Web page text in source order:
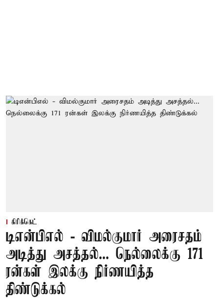
கிரிக்கெட்
டிஎன்பிஎல் - விமல்குமார் அரைசதம்
அடித்து அசத்தல்... நெல்லைக்கு 171
ரன்கள் இலக்கு நிர்ணயித்த
திண்டுக்கல்